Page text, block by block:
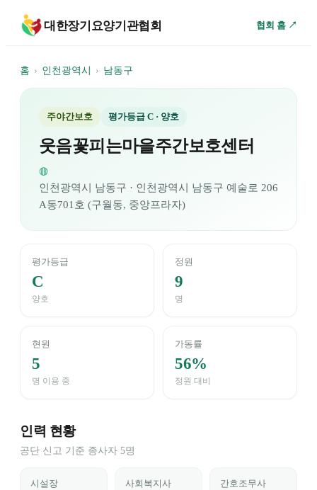
대한장기요양기관협회 협회 홈 ↗
홈 › 인천광역시 › 남동구
주야간보호 평가등급 C · 양호
웃음꽃피는마을주간보호센터
◍
인천광역시
남동구 · 인천광역시 남동구 예술로 206
A동701호 (구월동, 중앙프라자)
평가등급
C
양호
정원
9
명
현원
5
명 이용 중
가동률
56%
정원 대비
인력 현황
공단 신고 기준 종사자 5명
시설장 사회복지사 간호조무사